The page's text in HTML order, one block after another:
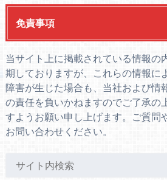
免責事項
当サイト上に掲載されている情報の
期しておりますが、これらの情報に
障害が生じた場合も、当社および情
の責任を負いかねますのでご了承の
すようお願い申し上げます。ご質問
お問い合わせください。